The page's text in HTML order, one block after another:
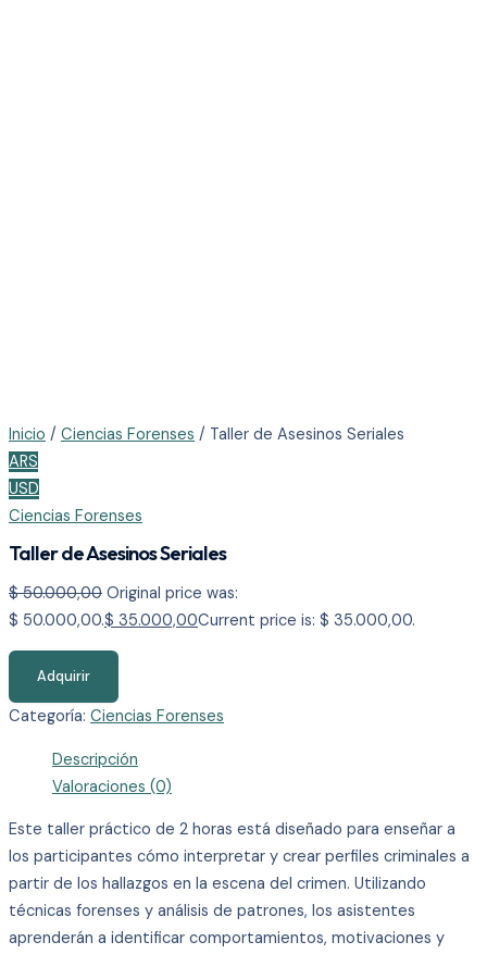
Inicio / Ciencias Forenses / Taller de Asesinos Seriales
ARS
USD
Ciencias Forenses
Taller de Asesinos Seriales
$50.000,00 Original price was:
$ 50.000,00.$ 35.000,00Current price is: $ 35.000,00.
Adquirir
Categoría: Ciencias Forenses
Descripción
Valoraciones (0)
Este taller práctico de 2 horas está diseñado para enseñar a
los participantes cómo interpretar y crear perfiles criminales a
partir de los hallazgos en la escena del crimen. Utilizando
técnicas forenses y análisis de patrones, los asistentes
aprenderán a identificar comportamientos, motivaciones y